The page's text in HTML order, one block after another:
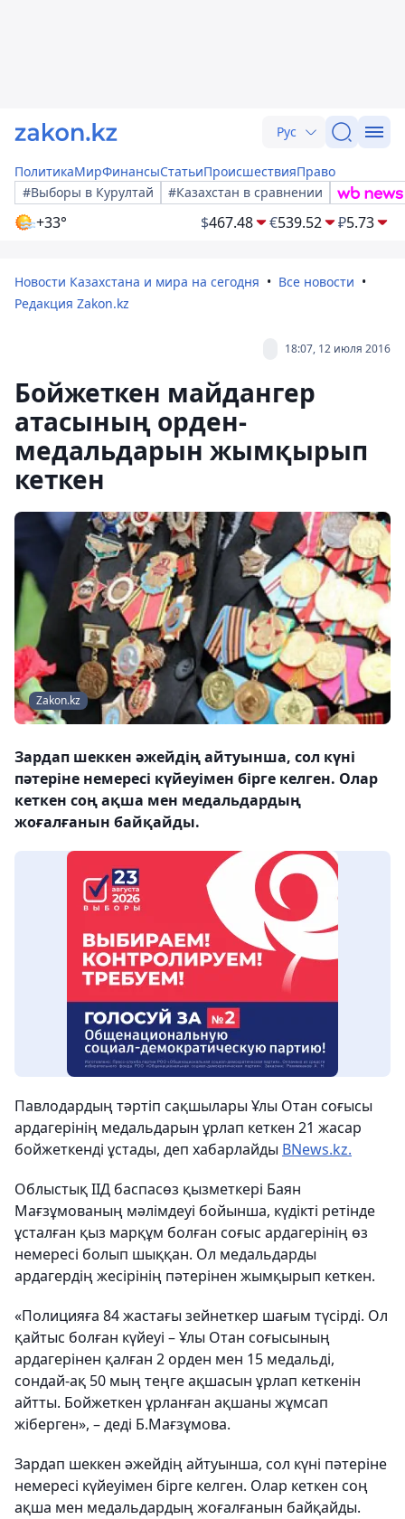
Рус
ПолитикаМирФинансыСтатьиПроисшествияПраво
#Выборы в Курултай
#Казахстан в сравнении
+33° $467.48 €539.52 ₽5.73
Новости Казахстана и мира на сегодня
Все новости
Редакция Zakon.kz
18:07, 12 июля 2016
Бойжеткен майдангер
атасының орден-
медальдарын жымқырып
кеткен
Zakon.kz
Зардап шеккен әжейдің айтуынша, сол күні
пәтеріне немересі күйеуімен бірге келген. Олар
кеткен соң ақша мен медальдардың
жоғалғанын байқайды.
Павлодардың тәртіп сақшылары Ұлы Отан соғысы
ардагерінің медальдарын ұрлап кеткен 21 жасар
бойжеткенді ұстады, деп хабарлайды BNews.kz.
Облыстық ІІД баспасөз қызметкері Баян
Мағзұмованың мәлімдеуі бойынша, күдікті ретінде
ұсталған қыз марқұм болған соғыс ардагерінің өз
немересі болып шыққан. Ол медальдарды
ардагердің жесірінің пәтерінен жымқырып кеткен.
«Полицияға 84 жастағы зейнеткер шағым түсірді. Ол
қайтыс болған күйеуі – Ұлы Отан соғысының
ардагерінен қалған 2 орден мен 15 медальді,
сондай-ақ 50 мың теңге ақшасын ұрлап кеткенін
айтты. Бойжеткен ұрланған ақшаны жұмсап
жіберген», – деді Б.Мағзұмова.
Зардап шеккен әжейдің айтуынша, сол күні пәтеріне
немересі күйеуімен бірге келген. Олар кеткен соң
ақша мен медальдардың жоғалғанын байқайды.